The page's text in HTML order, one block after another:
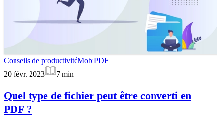
Conseils de productivitéMobiPDF
20 févr. 2023
7 min
Quel type de fichier peut être converti en
PDF ?